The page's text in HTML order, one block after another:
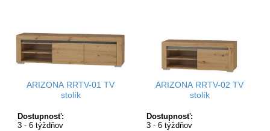
ARIZONA RRTV-01 TV
stolík
Dostupnosť:
3 - 6 týždňov
ARIZONA RRTV-02 TV
stolík
Dostupnosť:
3 - 6 týždňov